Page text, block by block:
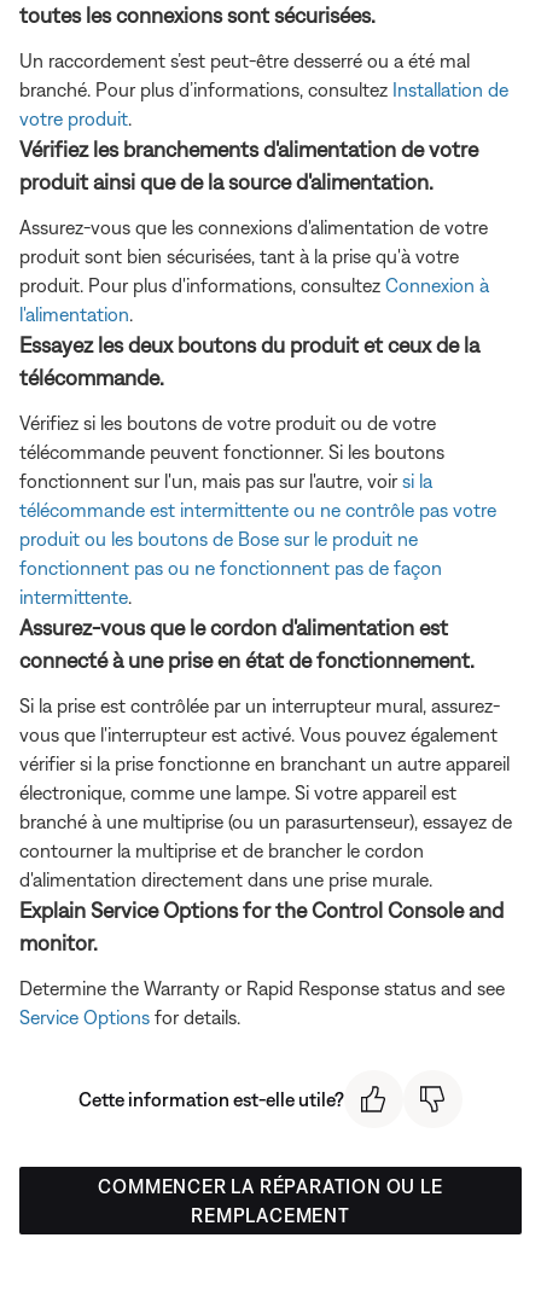
toutes les connexions sont sécurisées.
Un raccordement s’est peut-être desserré ou a été mal
branché. Pour plus d’informations, consultez Installation de
votre produit.
Vérifiez les branchements d'alimentation de votre
produit ainsi que de la source d'alimentation.
Assurez-vous que les connexions d'alimentation de votre
produit sont bien sécurisées, tant à la prise qu'à votre
produit. Pour plus d'informations, consultez Connexion à
l'alimentation.
Essayez les deux boutons du produit et ceux de la
télécommande.
Vérifiez si les boutons de votre produit ou de votre
télécommande peuvent fonctionner. Si les boutons
fonctionnent sur l'un, mais pas sur l'autre, voirsi la
télécommande est intermittente ou ne contrôle pas votre
produit ou les boutons de Bose sur le produit ne
fonctionnent pas ou ne fonctionnent pas de façon
intermittente.
Assurez-vous que le cordon d'alimentation est
connecté à une prise en état de fonctionnement.
Si la prise est contrôlée par un interrupteur mural, assurez-
vous que l'interrupteur est activé. Vous pouvez également
vérifier si la prise fonctionne en branchant un autre appareil
électronique, comme une lampe. Si votre appareil est
branché à une multiprise (ou un parasurtenseur), essayez de
contourner la multiprise et de brancher le cordon
d'alimentation directement dans une prise murale.
Explain Service Options for the Control Console and
monitor.
Determine the Warranty or Rapid Response status and see
Service Options for details.
Cette information est-elle utile?
COMMENCER LA RÉPARATION OU LE
REMPLACEMENT